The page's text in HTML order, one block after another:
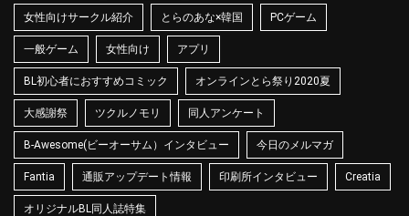
女性向けサークル紹介 とらのあな×韓国 PCゲーム
一般ゲーム 女性向け アプリ
BL初心者におすすめコミック オンラインとら祭り2020夏
大感謝祭 ツクルノモリ 同人アンケート
B-Awesome(ビーオーサム）インタビュー 今日のメルマガ
Fantia 通販アップデート情報 印刷所インタビュー Creatia
オリジナルBL同人誌特集